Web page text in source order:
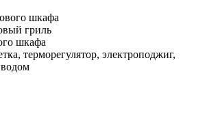
шкафа
гриль
шкафа
терморегулятор, электроподжиг,